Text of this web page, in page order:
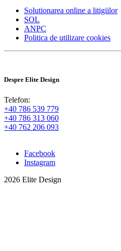
Solutionarea online a litigiilor
SOL
ANPC
Politica de utilizare cookies
Despre Elite Design
Telefon:
+40 786 539 779
+40 786 313 060
+40 762 206 093
Facebook
Instagram
2026 Elite Design